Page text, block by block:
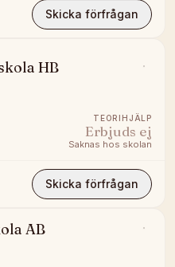
Skicka förfrågan
HB
TEORIHJÄLP
Erbjuds ej
Saknas hos skolan
Skicka förfrågan
AB